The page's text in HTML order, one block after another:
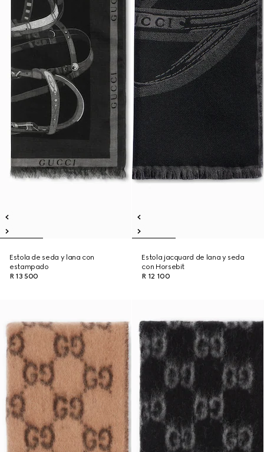
Estola de seda y lana con
estampado
R 13 500
Estola jacquard de lana y seda
con Horsebit
R 12 100